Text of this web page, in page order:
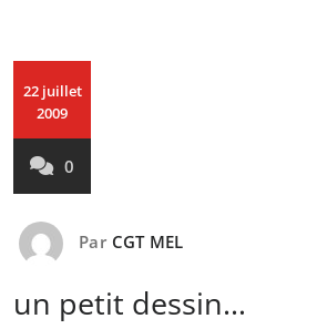
22 juillet
2009
0
Par CGT MEL
un petit dessin…